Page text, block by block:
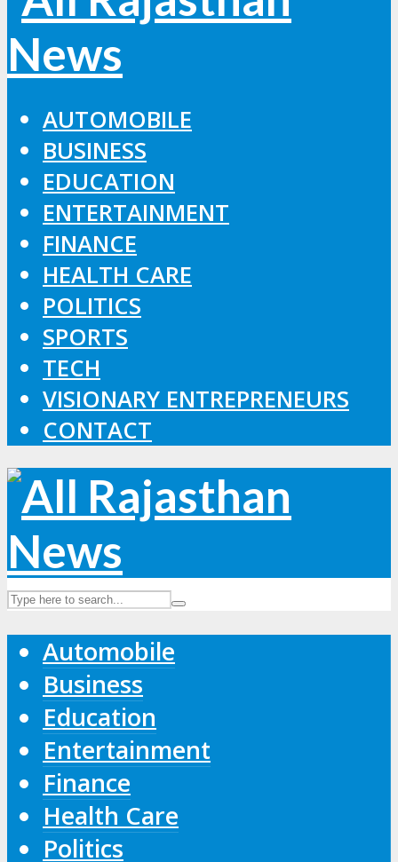
AUTOMOBILE
BUSINESS
EDUCATION
ENTERTAINMENT
FINANCE
HEALTH CARE
POLITICS
SPORTS
TECH
VISIONARY ENTREPRENEURS
CONTACT
Automobile
Business
Education
Entertainment
Finance
Health Care
Politics